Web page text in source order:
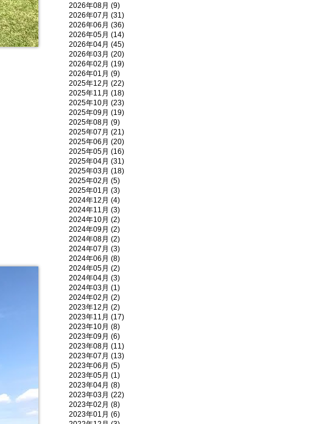
2026年08月 (9)
2026年07月 (31)
2026年06月 (36)
2026年05月 (14)
2026年04月 (45)
2026年03月 (20)
2026年02月 (19)
2026年01月 (9)
2025年12月 (22)
2025年11月 (18)
2025年10月 (23)
2025年09月 (19)
2025年08月 (9)
2025年07月 (21)
2025年06月 (20)
2025年05月 (16)
2025年04月 (31)
2025年03月 (18)
2025年02月 (5)
2025年01月 (3)
2024年12月 (4)
2024年11月 (3)
2024年10月 (2)
2024年09月 (2)
2024年08月 (2)
2024年07月 (3)
2024年06月 (8)
2024年05月 (2)
2024年04月 (3)
2024年03月 (1)
2024年02月 (2)
2023年12月 (2)
2023年11月 (17)
2023年10月 (8)
2023年09月 (6)
2023年08月 (11)
2023年07月 (13)
2023年06月 (5)
2023年05月 (1)
2023年04月 (8)
2023年03月 (22)
2023年02月 (8)
2023年01月 (6)